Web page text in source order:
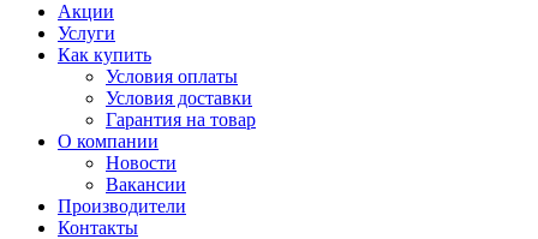
Акции
Услуги
Как купить
Условия оплаты
Условия доставки
Гарантия на товар
О компании
Новости
Вакансии
Производители
Контакты